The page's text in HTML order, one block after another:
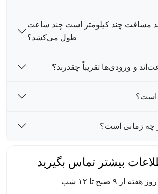
مسافت چند کیلومتر است چند ساعت
طول می‌کشد؟
و ورودی‌ها تقریباً چقدرند؟
است؟
زمانی است؟
بیشتر تماس بگیرید
هفته از ۹ صبح تا ۱۲ شب